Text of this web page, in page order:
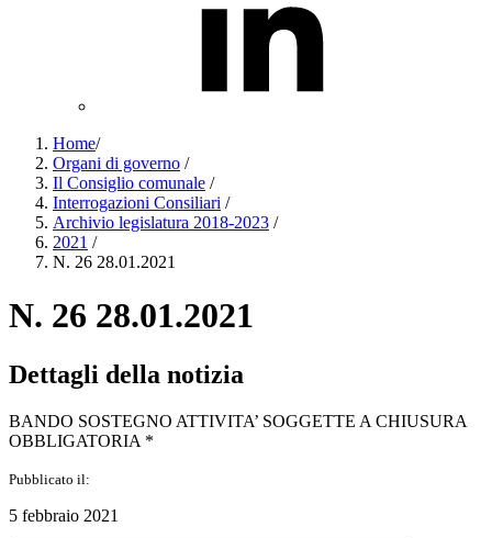
Home/
Organi di governo /
Il Consiglio comunale /
Interrogazioni Consiliari /
Archivio legislatura 2018-2023 /
2021 /
N. 26 28.01.2021
N. 26 28.01.2021
Dettagli della notizia
BANDO SOSTEGNO ATTIVITA’ SOGGETTE A CHIUSURA
OBBLIGATORIA *
Pubblicato il:
5 febbraio 2021